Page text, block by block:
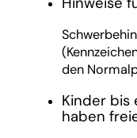
den
Kinder bis
haben